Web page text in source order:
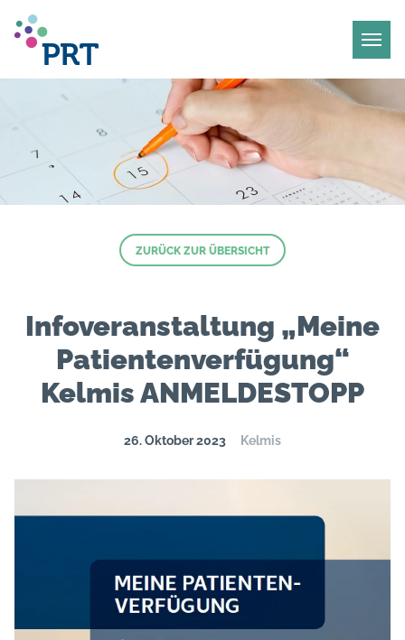
ZURÜCK ZUR ÜBERSICHT
Infoveranstaltung „Meine
Patientenverfügung“
Kelmis ANMELDESTOPP
26. Oktober 2023 Kelmis